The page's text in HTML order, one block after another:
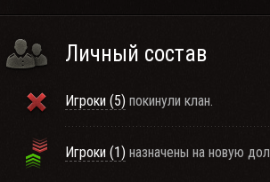
Личный состав
Игроки (5) покинули клан.
Игроки (1) назначены на новую